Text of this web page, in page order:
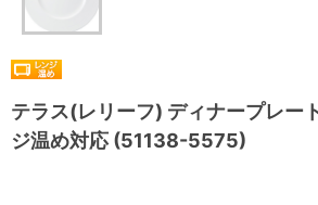
テラス(レリーフ) ディナープレー
ジ温め対応 (51138-5575)